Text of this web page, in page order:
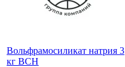
Вольфрамосиликат натрия 3
кг ВСН